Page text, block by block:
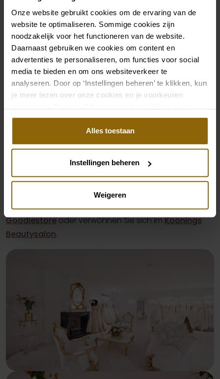
Onze website gebruikt cookies om de ervaring van de
website te optimaliseren. Sommige cookies zijn
noodzakelijk voor het functioneren van de website.
Daarnaast gebruiken we cookies om content en
advertenties te personaliseren, om functies voor social
media te bieden en om ons websiteverkeer te
analyseren. Door op ‘Instellingen beheren’ te klikken, kun
je meer lezen over onze cookies en je voorkeuren
akkoord met het gebruik van alle cookies.
Alles toestaan
Instellingen beheren
Weigeren
das sie in eine spektakuläre Traumwelt entführt, ist –
gelinde gesagt – gelungen.
Nach der Eröffnung im Oktober 2018 kann sich
Koonings The Wedding Palace zu Recht als die größte
Brautmodenboutique der Welt bezeichnen: ein One-
Stop-for-All-Shopping-Erlebnis auf 11.000 m2 mit einer
riesigen Kollektion vonBrautkleidern,
Cocktailkleider,Schuhe,AccessoiresundLeckereien
Bei Koonings The Wedding Palace finden Sie die
exklusivsten Trends der Brautmode. Ein
Gesamterlebnis, das durch einen Happen zu essen
und einen Drink imRestaurant Inekes, Shopping imDer
Goodiestoreoder verwöhnen Sie sich imKoonings
Beautysalon.